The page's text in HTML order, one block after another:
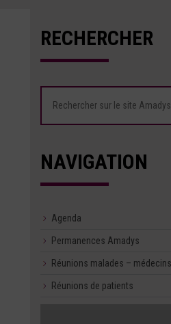
RECHERCHER
NAVIGATION
Agenda
Permanences Amadys
Réunions malades – médecins
Réunions de patients